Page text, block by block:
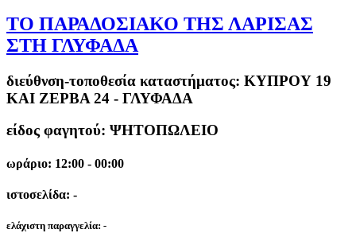
ΤΟ ΠΑΡΑΔΟΣΙΑΚΟ ΤΗΣ ΛΑΡΙΣΑΣ
ΣΤΗ ΓΛΥΦΑΔΑ
διεύθνση-τοποθεσία καταστήματος: ΚΥΠΡΟΥ 19
ΚΑΙ ΖΕΡΒΑ 24 - ΓΛΥΦΑΔΑ
είδος φαγητού: ΨΗΤΟΠΩΛΕΙΟ
ωράριο: 12:00 - 00:00
ιστοσελίδα: -
ελάχιστη παραγγελία: -